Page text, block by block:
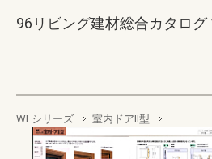
96リビング建材総合カタロ
WLシリーズ 室内ドアⅡ型